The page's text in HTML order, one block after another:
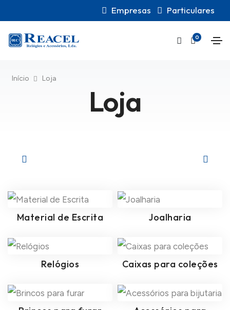
Empresas Particulares
0
Início Loja
Loja
Material de Escrita Joalharia
Relógios Caixas para coleções